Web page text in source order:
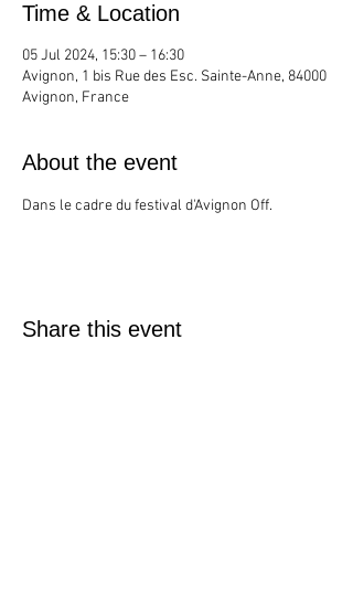
Time & Location
05 Jul 2024, 15:30 – 16:30
Avignon, 1 bis Rue des Esc. Sainte-Anne, 84000
Avignon, France
About the event
Dans le cadre du festival d'Avignon Off.
Share this event